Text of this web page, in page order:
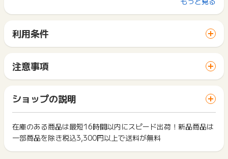
※ポイント利用分、クーポン利用分、消費税
獲得予定の反映は発送後5日～2週間程度となります。
※ポイントに関するお問い合わせは、
ポイントタウンのサポート
までお問い合わせください。ポイントについて、広告主に直接
お問い合わせをした場合、ポイント獲得対象外となる場合がご
利用条件
サイトに移動してからお申し込みやお買い物が完了するまでの
間に、同じブラウザ（※）で他のサイトに移動した場合はポイン
ト獲得ができません。
「 ショッピングでポイントGET 」ボタンを押した時とサービ
ス・お買い物利用時で、デバイス・ブラウザが異なる場合はポ
イント獲得ができません。
2回以上同じお買い物・サービスをご利用される場合は、毎回
ポイントタウンに戻り、「 ショッピングでポイントGET 」ボ
注意事項
一部のサービスにつきましては、1商品につき10円単位の金額
は切り捨てとなります。
ポイント獲得が1ポイント未満のものは切り捨てとなり、ポイ
ント履歴には記載されません。
原則として広告主側のポイント等を利用して支払われた金額分
につきましては、ポイントタウンのポイント獲得の対象には含
まれません。
ショップの説明
在庫のある商品は最短16時間以内にスピード出荷！新品商品は
一部商品を除き税込3,300円以上で送料が無料